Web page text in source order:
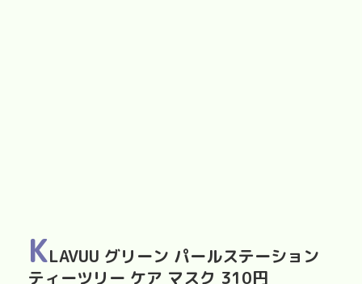
KLAVUU グリーン パールステーション
ティーツリー ケア マスク 310円